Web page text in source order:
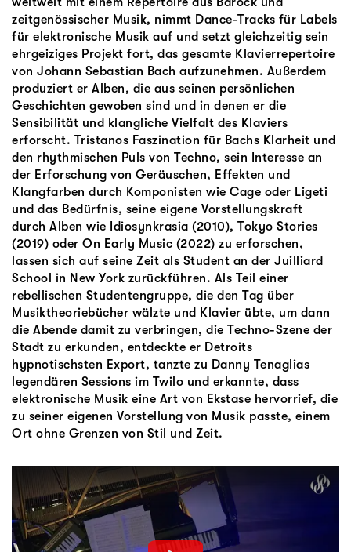
zeitgenössischer Musik, nimmt Dance-Tracks für Labels
für elektronische Musik auf und setzt gleichzeitig sein
ehrgeiziges Projekt fort, das gesamte Klavierrepertoire
von Johann Sebastian Bach aufzunehmen. Außerdem
produziert er Alben, die aus seinen persönlichen
Geschichten gewoben sind und in denen er die
Sensibilität und klangliche Vielfalt des Klaviers
erforscht. Tristanos Faszination für Bachs Klarheit und
den rhythmischen Puls von Techno, sein Interesse an
der Erforschung von Geräuschen, Effekten und
Klangfarben durch Komponisten wie Cage oder Ligeti
und das Bedürfnis, seine eigene Vorstellungskraft
durch Alben wie Idiosynkrasia (2010), Tokyo Stories
(2019) oder On Early Music (2022) zu erforschen,
lassen sich auf seine Zeit als Student an der Juilliard
School in New York zurückführen. Als Teil einer
rebellischen Studentengruppe, die den Tag über
Musiktheoriebücher wälzte und Klavier übte, um dann
die Abende damit zu verbringen, die Techno-Szene der
Stadt zu erkunden, entdeckte er Detroits
hypnotischsten Export, tanzte zu Danny Tenaglias
legendären Sessions im Twilo und erkannte, dass
elektronische Musik eine Art von Ekstase hervorrief, die
zu seiner eigenen Vorstellung von Musik passte, einem
Ort ohne Grenzen von Stil und Zeit.